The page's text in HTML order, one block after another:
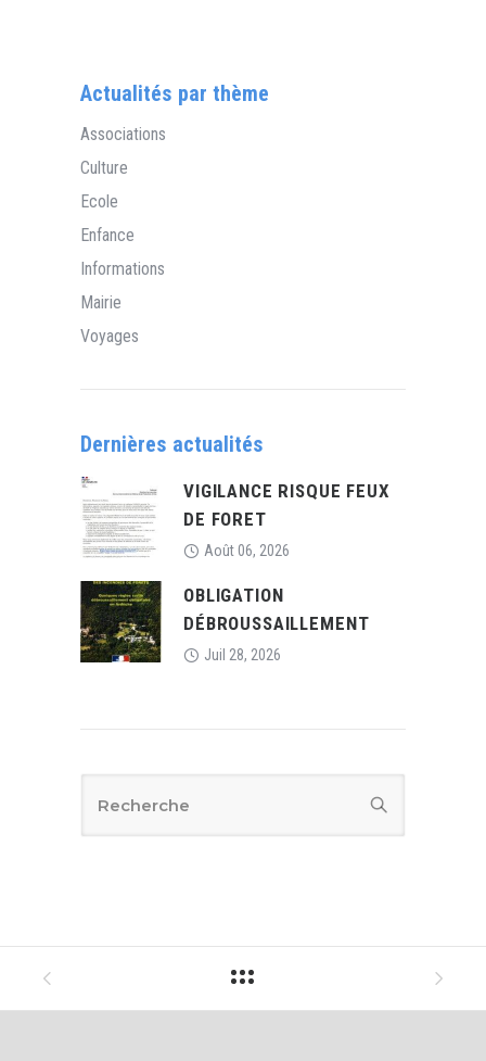
Actualités par thème
Associations
Culture
Ecole
Enfance
Informations
Mairie
Voyages
Dernières actualités
VIGILANCE RISQUE FEUX
DE FORET
Août 06, 2026
OBLIGATION
DÉBROUSSAILLEMENT
Juil 28, 2026